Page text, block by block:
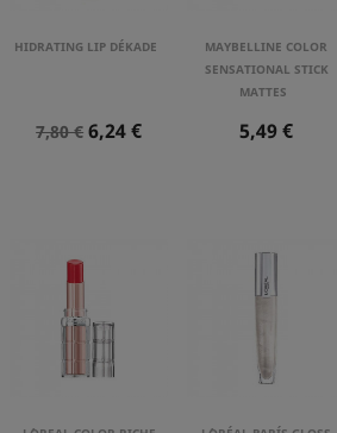
HIDRATING LIP DÉKADE
Precio
7,80 € Precio
6,24 €
MAYBELLINE COLOR
SENSATIONAL STICK
MATTES
Precio
5,49 €